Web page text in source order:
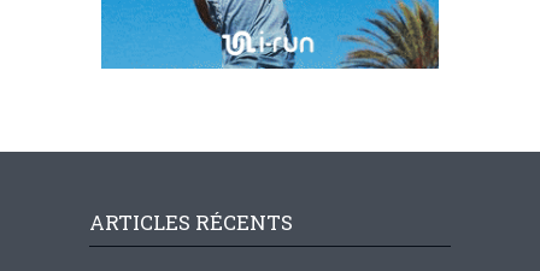
ARTICLES RÉCENTS